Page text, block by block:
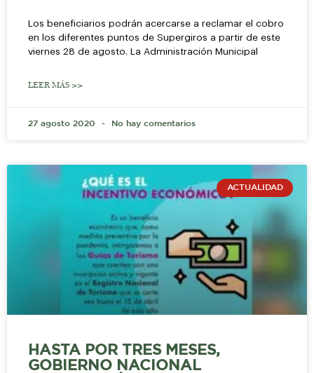
Los beneficiarios podrán acercarse a reclamar el cobro
en los diferentes puntos de Supergiros a partir de este
viernes 28 de agosto. La Administración Municipal
LEER MÁS >>
27 agosto 2020 No hay comentarios
ACTUALIDAD
HASTA POR TRES MESES,
GOBIERNO NACIONAL